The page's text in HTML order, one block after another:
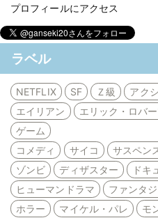
プロフィールにアクセス
ラベル
NETFLIX SF Ｚ級 アク
エイリアン
エリック・ロバ
ゲーム
コメディ
サイコ サスペン
ゾンビ
ディザスター
ドキ
ヒューマンドラマ
ファンタ
ホラー
マイケル・パレ モ